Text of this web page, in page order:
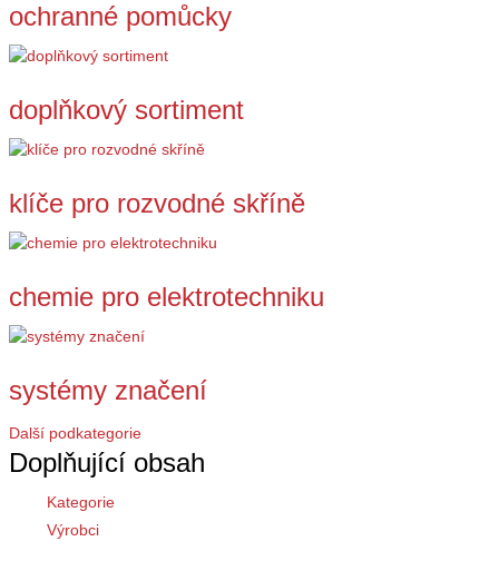
ochranné pomůcky
doplňkový sortiment
klíče pro rozvodné skříně
chemie pro elektrotechniku
systémy značení
Další podkategorie
Doplňující obsah
Kategorie
Výrobci